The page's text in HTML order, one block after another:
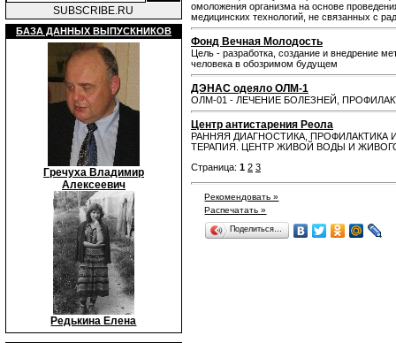
SUBSCRIBE.RU
БАЗА ДАННЫХ ВЫПУСКНИКОВ
Гречуха Владимир
Алексеевич
Редькина Елена
омоложения организма на основе
медицинских технологий, не связанных с
Фонд Вечная Молодость
Цель - разработка, создание и внедрение
человека в обозримом будущем
ДЭНАС одеяло ОЛМ-1
ОЛМ-01 - ЛЕЧЕНИЕ БОЛЕЗНЕЙ,
Центр антистарения Реола
РАННЯЯ ДИАГНОСТИКА,
ТЕРАПИЯ. ЦЕНТР ЖИВОЙ ВОДЫ И
Страница: 1 2 3
Рекомендовать »
Распечатать »
Поделиться…